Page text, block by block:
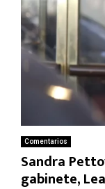
Comentarios
Sandra
gabinete,